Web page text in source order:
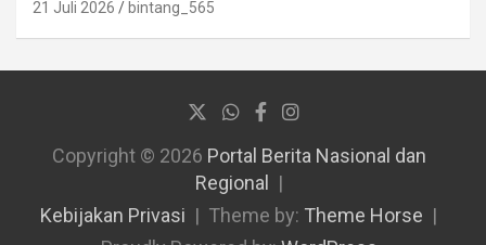
21 Juli 2026 bintang_565
Copyright © 2026 Portal Berita Nasional dan
Regional
Kebijakan Privasi
Theme by: Theme Horse